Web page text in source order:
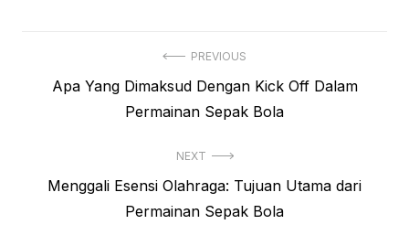
pos
PREVIOUS
Previous
Apa Yang Dimaksud Dengan Kick Off Dalam
Permainan Sepak Bola
NEXT
NextMenggali Esensi Olahraga: Tujuan Utama dari
Permainan Sepak Bola